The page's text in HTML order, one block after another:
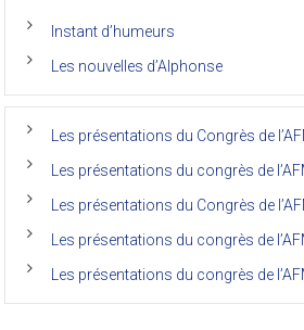
la
de
de
(Afmed/Unikin)
vécu
Instant d’humeurs
Les nouvelles d’Alphonse
Les présentations du Congrès de
Les présentations du congrès de
Les présentations du Congrès de
Les présentations du congrès de
Les présentations du congrès de